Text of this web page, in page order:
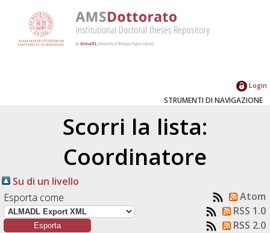
Login
STRUMENTI DI NAVIGAZIONE
Scorri la lista:
Coordinatore
Su di un livello
Esporta come
Atom
RSS 1.0
RSS 2.0